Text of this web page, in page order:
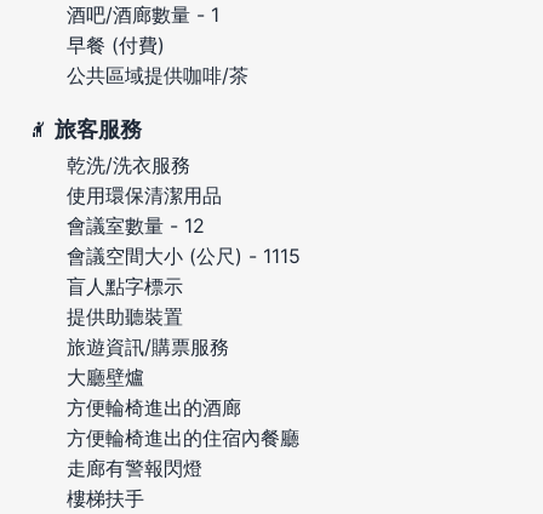
酒吧/酒廊數量 - 1
早餐 (付費)
公共區域提供咖啡/茶
旅客服務
乾洗/洗衣服務
使用環保清潔用品
會議室數量 - 12
會議空間大小 (公尺) - 1115
盲人點字標示
提供助聽裝置
旅遊資訊/購票服務
大廳壁爐
方便輪椅進出的酒廊
方便輪椅進出的住宿內餐廳
走廊有警報閃燈
樓梯扶手